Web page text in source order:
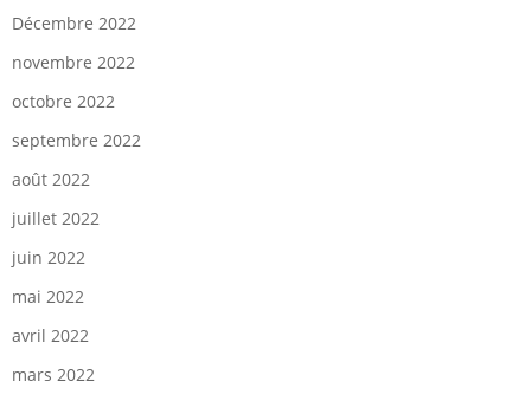
Décembre 2022
novembre 2022
octobre 2022
septembre 2022
août 2022
juillet 2022
juin 2022
mai 2022
avril 2022
mars 2022